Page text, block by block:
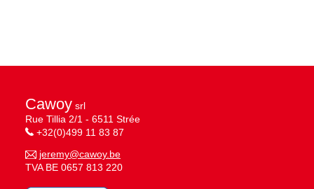
Cawoy srl
Rue Tillia 2/1 - 6511 Strée
+32(0)499 11 83 87
jeremy@cawoy.be
TVA BE 0657 813 220